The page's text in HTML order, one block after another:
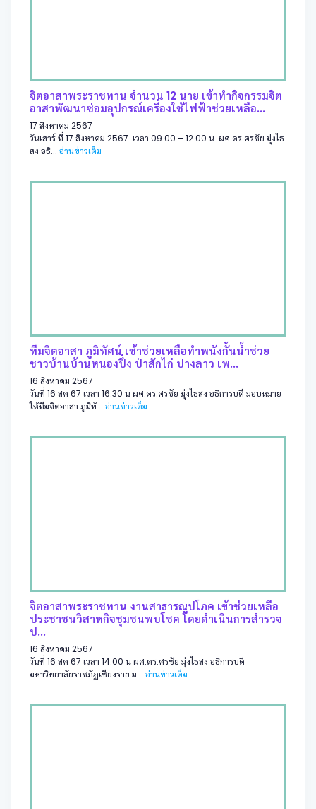
จิตอาสาพระราชทาน จำนวน 12 นาย เข้าทำกิจกรรมจิต
อาสาพัฒนาซ่อมอุปกรณ์เครื่องใช้ไฟฟ้าช่วยเหลือ...
17 สิงหาคม 2567
วันเสาร์ ที่ 17 สิงหาคม 2567 เวลา 09.00 – 12.00 น. ผศ.ดร.ศรชัย มุ่งไธ
สง อธิ... อ่านข่าวเต็ม
ทีมจิตอาสา ภูมิทัศน์ เช้าช่วยเหลือทำพนังกั้นน้ำช่วย
ชาวบ้านบ้านหนองปึ๋ง ป่าสักไก่ ปางลาว เพ...
16 สิงหาคม 2567
วันที่ 16 สค 67 เวลา 16.30 น ผศ.ดร.ศรชัย มุ่งไธสง อธิการบดี มอบหมาย
ให้ทีมจิตอาสา ภูมิทั... อ่านข่าวเต็ม
จิตอาสาพระราชทาน งานสาธารณูปโภค เข้าช่วยเหลือ
ประชาชนวิสาหกิจชุมชนพบโชค โดยดำเนินการสำรวจ
ป...
16 สิงหาคม 2567
วันที่ 16 สค 67 เวลา 14.00 น ผศ.ดร.ศรชัย มุ่งไธสง อธิการบดี
มหาวิทยาลัยราชภัฏเชียงราย ม... อ่านข่าวเต็ม